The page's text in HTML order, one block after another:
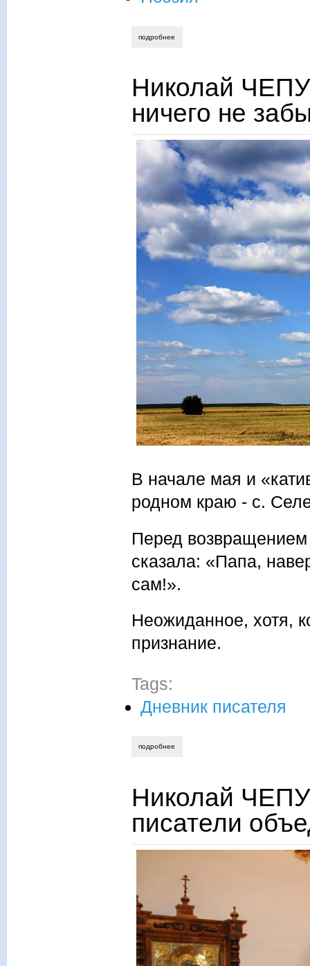
подробнее
Николай
ничего не
В начале мая и
родном краю - с.
Перед
сказала: «Папа,
сам!».
Неожиданное, хотя,
признание.
Tags:
Дневник писателя
подробнее
Николай
писатели